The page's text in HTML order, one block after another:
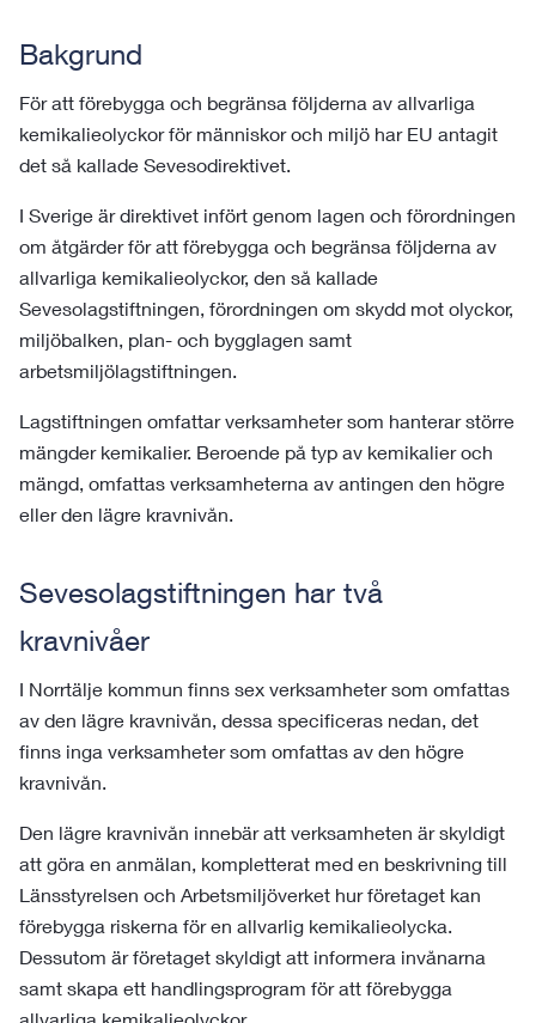
Bakgrund
För att förebygga och begränsa följderna av allvarliga
kemikalieolyckor för människor och miljö har EU antagit
det så kallade Sevesodirektivet.
I Sverige är direktivet infört genom lagen och förordningen
om åtgärder för att förebygga och begränsa följderna av
allvarliga kemikalieolyckor, den så kallade
Sevesolagstiftningen, förordningen om skydd mot olyckor,
miljöbalken, plan- och bygglagen samt
arbetsmiljölagstiftningen.
Lagstiftningen omfattar verksamheter som hanterar större
mängder kemikalier. Beroende på typ av kemikalier och
mängd, omfattas verksamheterna av antingen den högre
eller den lägre kravnivån.
Sevesolagstiftningen har två
kravnivåer
I Norrtälje kommun finns sex verksamheter som omfattas
av den lägre kravnivån, dessa specificeras nedan, det
finns inga verksamheter som omfattas av den högre
kravnivån.
Den lägre kravnivån innebär att verksamheten är skyldigt
att göra en anmälan, kompletterat med en beskrivning till
Länsstyrelsen och Arbetsmiljöverket hur företaget kan
förebygga riskerna för en allvarlig kemikalieolycka.
Dessutom är företaget skyldigt att informera invånarna
samt skapa ett handlingsprogram för att förebygga